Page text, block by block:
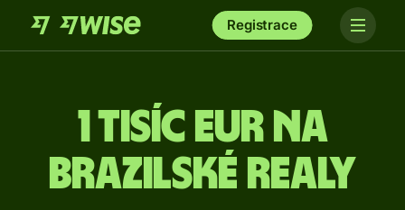
Registrace
1 tisíc eur na
brazilské realy